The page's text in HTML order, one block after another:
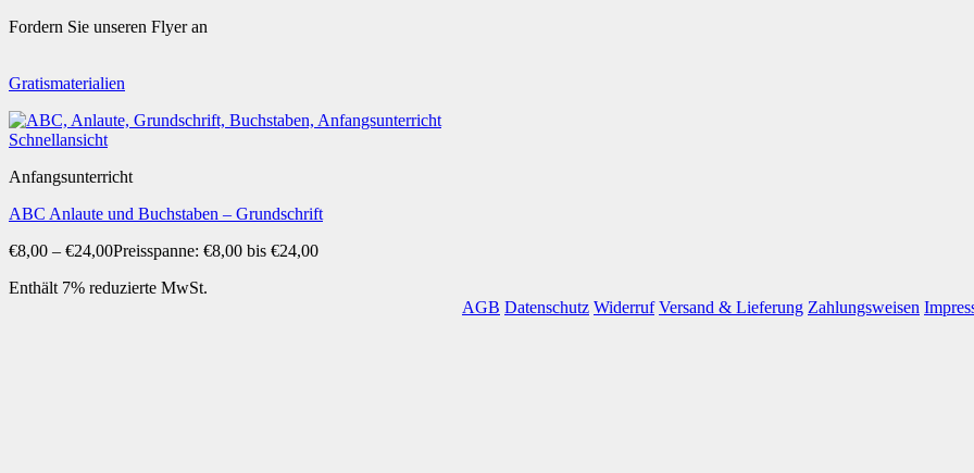
Fordern Sie unseren Flyer an
Gratismaterialien
Schnellansicht
Anfangsunterricht
ABC Anlaute und Buchstaben – Grundschrift
€8,00 – €24,00Preisspanne: €8,00 bis €24,00
Enthält 7% reduzierte MwSt.
AGB Datenschutz Widerruf Versand & Lieferung Zahlungsweisen